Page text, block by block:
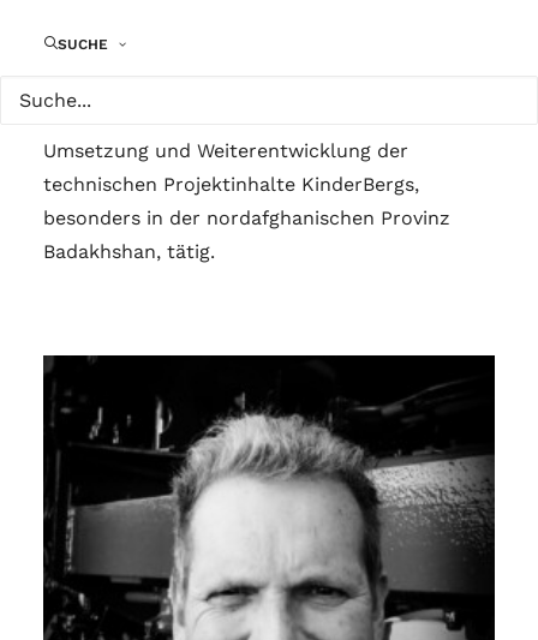
SUCHE
Staates bei der Umsetzung eines staatlichen,
Umsetzung und Weiterentwicklung der
technischen Projektinhalte KinderBergs,
besonders in der nordafghanischen Provinz
Badakhshan, tätig.